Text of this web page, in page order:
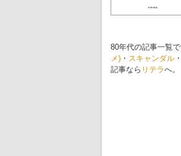
80年代の記事一覧で
メ) ・ スキャンダル ・
記事なら リテラへ。